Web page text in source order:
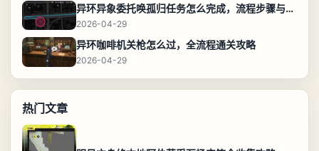
异环异象委托唤孤归任务怎么完成，流程步骤与位置攻略
2026-04-29
异环咖啡机关枪怎么过，全流程通关攻略
2026-04-29
热门文章